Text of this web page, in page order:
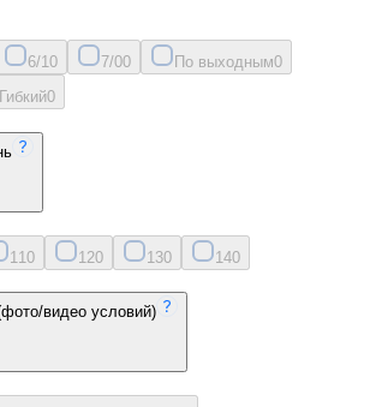
6/10 7/00 По выходным0
Гибкий0
11 0 120 130 140
видео условий)